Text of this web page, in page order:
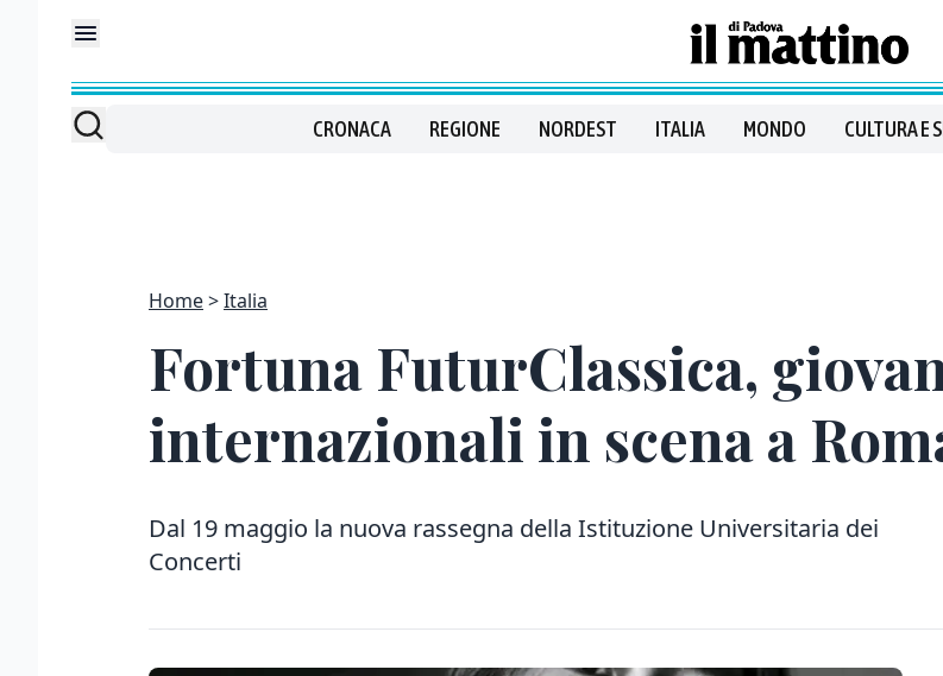
CRONACA REGIONE NORDEST ITALIA MONDO CULTURA E
Home Italia
Fortuna FuturClassica,
internazionali in scena a
Dal 19 maggio la nuova rassegna della Istituzione Universitaria dei
Concerti